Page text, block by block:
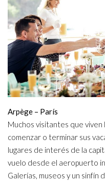
Arpège – París
Muchos visitantes que
comenzar o terminar sus
lugares de interés de la
vuelo desde el aeropuerto
Galerías, museos y un